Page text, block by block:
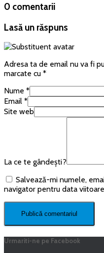
0 comentarii
Lasă un răspuns
Adresa ta de email nu va fi
marcate cu *
Nume *
Email *
Site web
La ce te gândești?
Salvează-mi numele,
navigator pentru data
Urmariti-ne pe Facebook